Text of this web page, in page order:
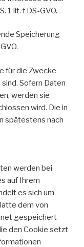
1 lit. f DS-GVO.
Speicherung
für die Zwecke
Sofern Daten
werden sie
wird. Die in
spätestens nach
werden bei
auf Ihrem
es sich um
dem von
gespeichert
den Cookie setzt